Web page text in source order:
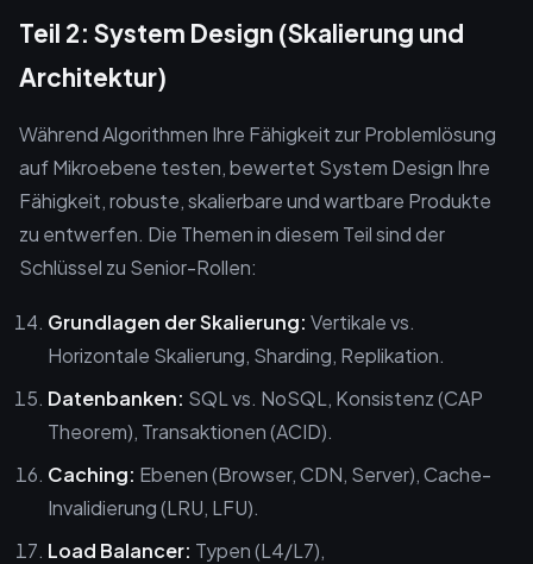
Teil 2: System Design (Skalierung und
Architektur)
Während Algorithmen Ihre Fähigkeit zur Problemlösung
auf Mikroebene testen, bewertet System Design Ihre
Fähigkeit, robuste, skalierbare und wartbare Produkte
zu entwerfen. Die Themen in diesem Teil sind der
Schlüssel zu Senior-Rollen:
Grundlagen der Skalierung: Vertikale vs.
Horizontale Skalierung, Sharding, Replikation.
Datenbanken: SQL vs. NoSQL, Konsistenz (CAP
Theorem), Transaktionen (ACID).
Caching: Ebenen (Browser, CDN, Server), Cache-
Invalidierung (LRU, LFU).
Load Balancer: Typen (L4/L7),